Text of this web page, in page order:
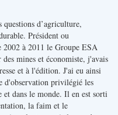
d’agriculture,
Président ou
2002 à 2011 le Groupe ESA
mines et économiste, j'avais
et à l'édition. J'ai eu ainsi
d'observation privilégié les
dans le monde. Il en est sorti
la faim et le